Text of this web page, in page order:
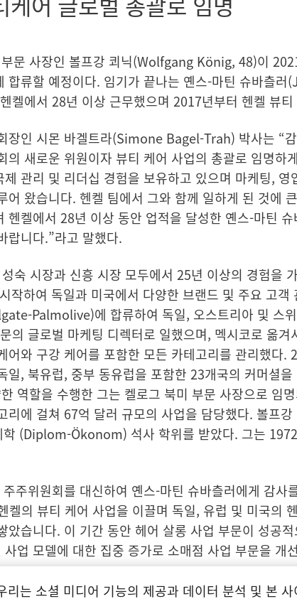
케어 글로벌 총괄로 임명
문 사장인 볼프강 쾨닉(Wolfgang König, 48)이
합류할 예정이다. 임기가 끝나는 옌스-마틴 슈바츨러
켈에서 28년 이상 근무했으며 2017년부터 헨켈 뷰
장인 시몬 바겔트라(Simone Bagel-Trah) 박사는 “
의 새로운 위원이자 뷰티 케어 사업의 총괄로 임명하
관리 및 리더십 경험을 보유하고 있으며 마케팅,
어 왔습니다. 헨켈 팀에서 그와 함께 일하게 된 것에
헨켈에서 28년 이상 동안 업적을 달성한 옌스-마틴
랍니다.”라고 말했다.
숙 시장과 신흥 시장 모두에서 25년 이상의 경험을
작하여 독일과 미국에서 다양한 브랜드 및 주요 고객
Palmolive)에 합류하여 독일, 오스트리아 및 스
의 글로벌 마케팅 디렉터로 일했으며, 멕시코로 옮
어와 구강 케어를 포함한 모든 카테고리를 관리했다.
일, 북유럽, 중부 동유럽을 포함한 23개국의 커머셜
역할을 수행한 그는 켈로그 북미 부문 사장으로 임
리에 걸쳐 67억 달러 규모의 사업을 담당했다. 볼프
(Diplom-Ökonom) 석사 학위를 받았다. 그는
주위원회를 대신하여 옌스-마틴 슈바츨러에게 감사
켈의 뷰티 케어 사업을 이끌며 독일, 유럽 및 미국의
았습니다. 이 기간 동안 헤어 살롱 사업 부문이 성공
업 모델에 대한 집중 증가로 소매점 사업 부문을 개
에 헨켈에 입사해 초기에는 세탁 & 홈케어 사업부의
리는 소셜 미디어 기능의 제공과 데이터 분석 및 본